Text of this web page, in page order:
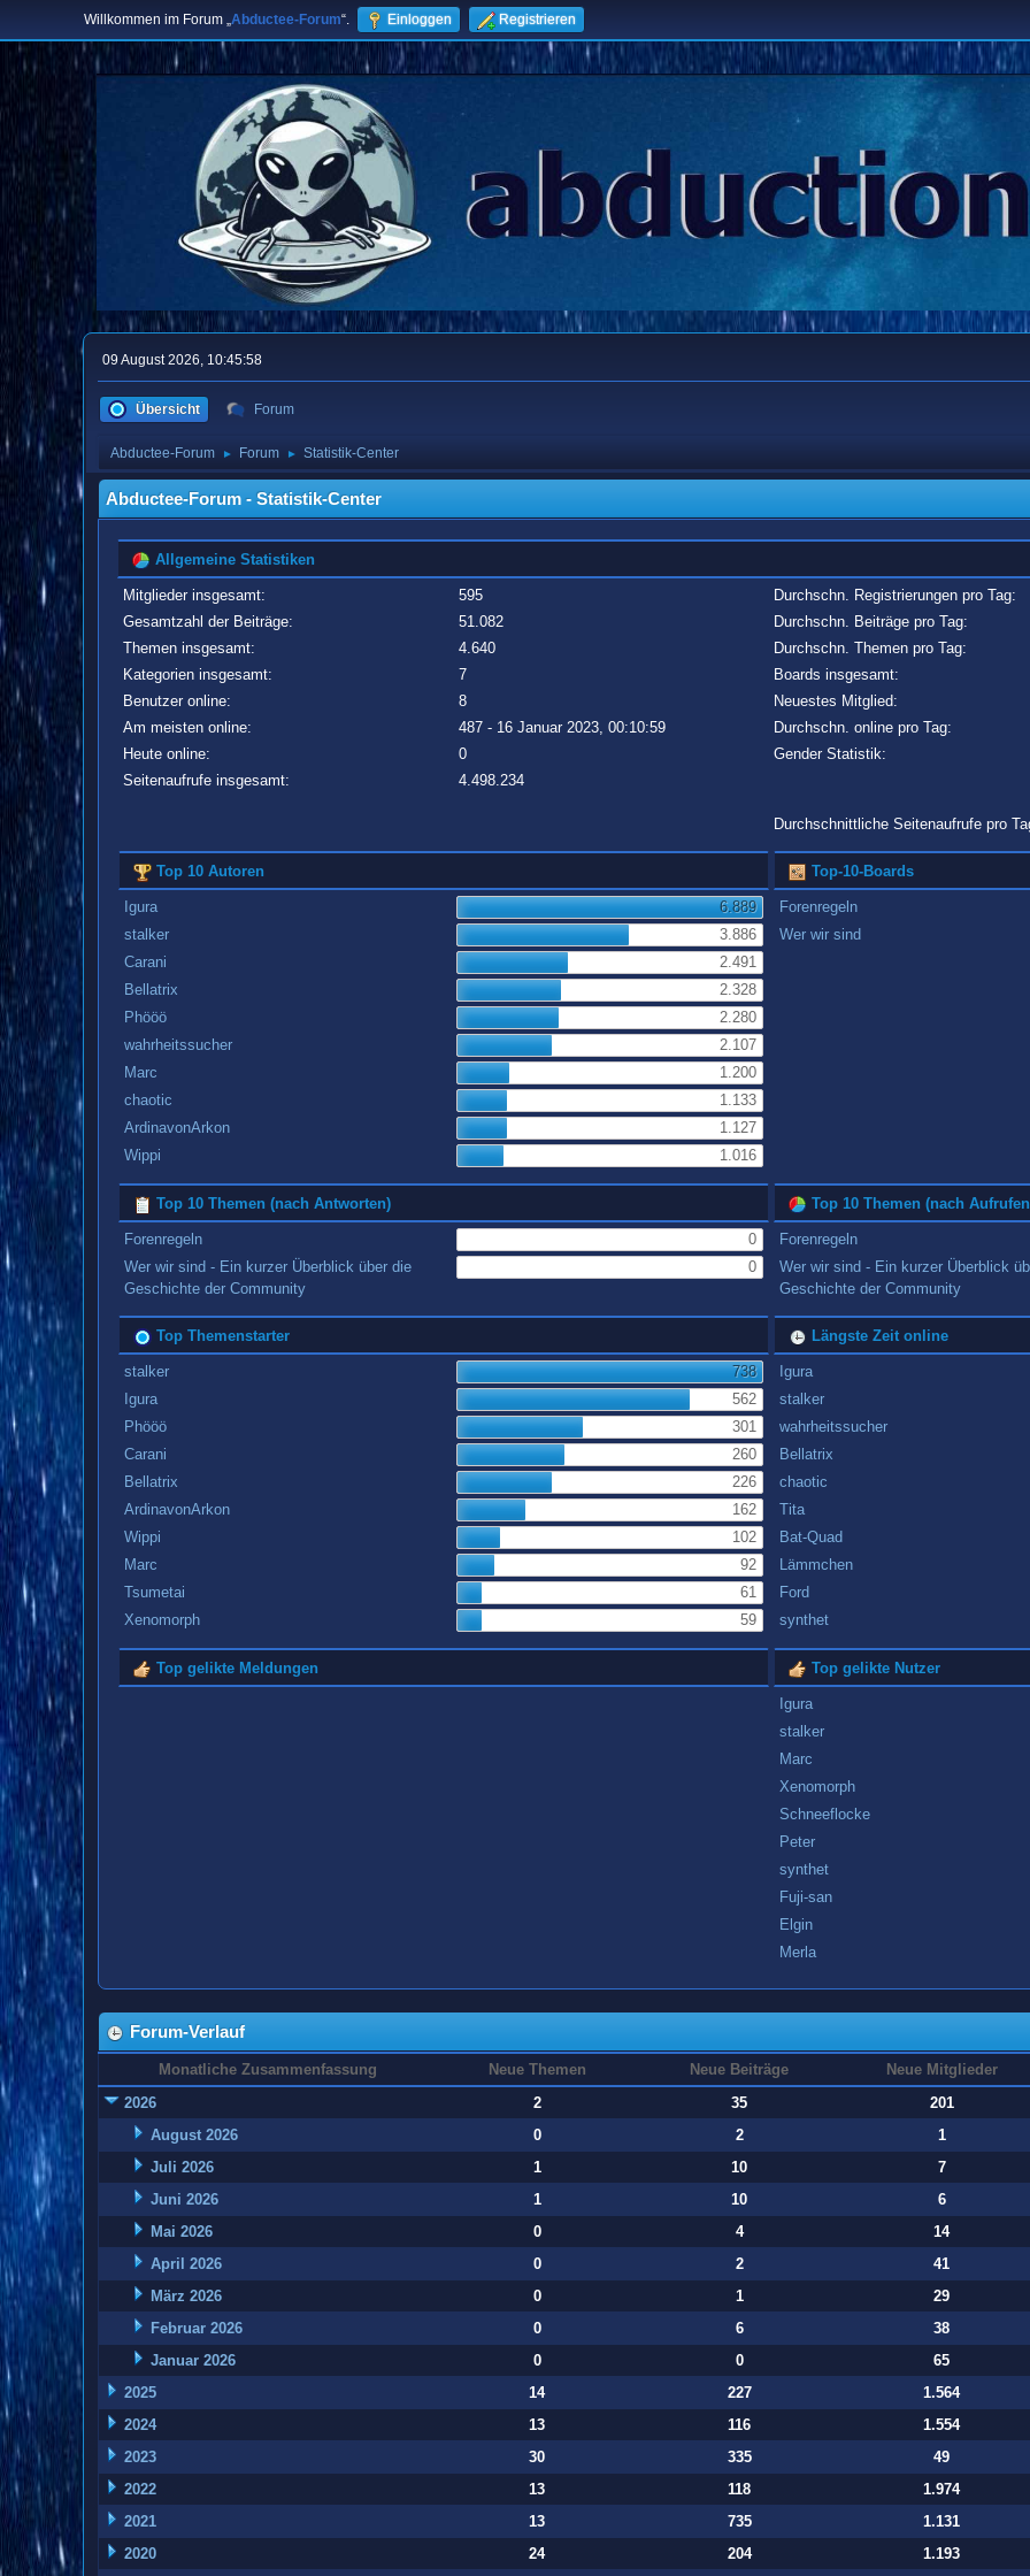
Willkommen im Forum „Abductee-Forum“. Einloggen Registrieren
09 August 2026, 10:45:58
Übersicht Forum
Abductee-Forum ► Forum ► Statistik-Center
Abductee-Forum - Statistik-Center
Allgemeine Statistiken
Mitglieder insgesamt:
595
Gesamtzahl der Beiträge:
51.082
Themen insgesamt:
4.640
Kategorien insgesamt:
7
Benutzer online:
8
Am meisten online:
487 - 16 Januar 2023, 00:10:59
Heute online:
0
Seitenaufrufe insgesamt:
4.498.234
Durchschn. Registrierungen pro Tag:
Durchschn. Beiträge pro Tag:
Durchschn. Themen pro Tag:
Boards insgesamt:
Neuestes Mitglied:
Durchschn. online pro Tag:
Gender Statistik:
Durchschnittliche Seitenaufrufe pro
Top 10 Autoren
Igura
6.889
stalker
3.886
Carani
2.491
Bellatrix
2.328
Phööö
2.280
wahrheitssucher
2.107
Marc
1.200
chaotic
1.133
ArdinavonArkon
1.127
Wippi
1.016
Top-10-Boards
Forenregeln
Wer wir sind
Top 10 Themen (nach Antworten)
Forenregeln
0
Wer wir sind - Ein kurzer Überblick über die
Geschichte der Community
0
Top 10 Themen (nach
Forenregeln
Wer wir sind - Ein kurzer Überblick
Geschichte der Community
Top Themenstarter
stalker
738
Igura
562
Phööö
301
Carani
260
Bellatrix
226
ArdinavonArkon
162
Wippi
102
Marc
92
Tsumetai
61
Xenomorph
59
Längste Zeit online
Igura
stalker
wahrheitssucher
Bellatrix
chaotic
Tita
Bat-Quad
Lämmchen
Ford
synthet
Top gelikte Meldungen Top gelikte Nutzer
Igura
stalker
Marc
Xenomorph
Schneeflocke
Peter
synthet
Fuji-san
Elgin
Merla
Forum-Verlauf
Monatliche Zusammenfassung Neue Themen Neue Beiträge
Neue Mitglieder
2026
2 35
201
August 2026
0 2
1
Juli 2026
1 10
7
Juni 2026
1 10
6
Mai 2026
0 4
14
April 2026
0 2
41
März 2026
0 1
29
Februar 2026
0 6
38
Januar 2026
0 0
65
2025
14 227
1.564
2024
13 116
1.554
2023
30 335
49
2022
13 118
1.974
2021
13 735
1.131
2020
24 204 1.193